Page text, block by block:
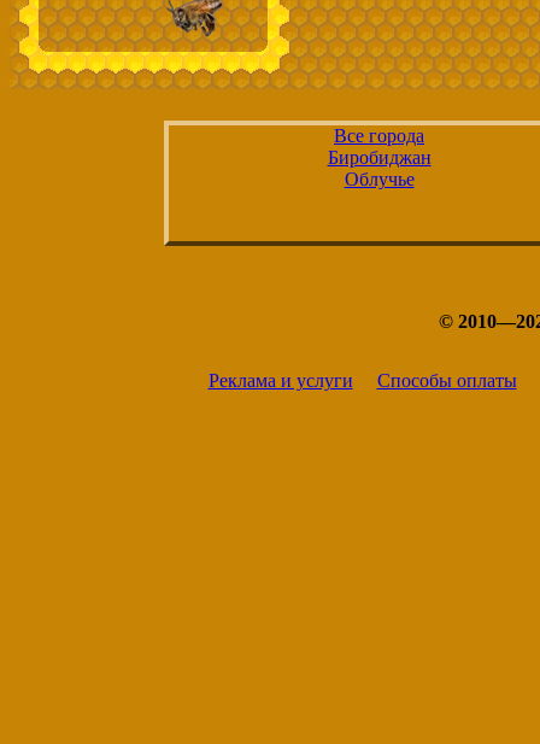
Все города
Биробиджан
Облучье
©
Реклама и услуги Способы оплаты